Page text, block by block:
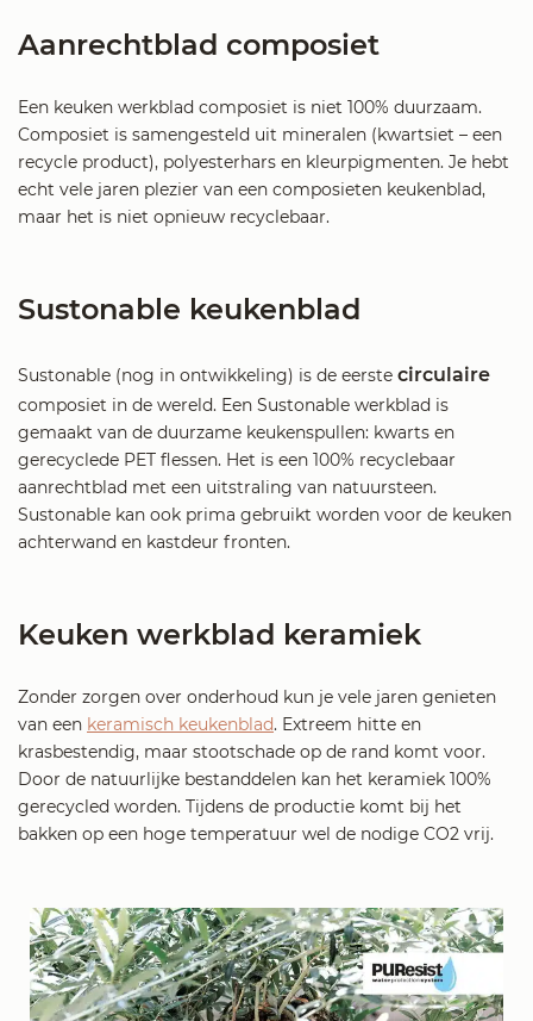
Aanrechtblad composiet
Een keuken werkblad composiet is niet 100% duurzaam.
Composiet is samengesteld uit mineralen (kwartsiet – een
recycle product), polyesterhars en kleurpigmenten. Je hebt
echt vele jaren plezier van een composieten keukenblad,
maar het is niet opnieuw recyclebaar.
Sustonable keukenblad
Sustonable (nog in ontwikkeling) is de eerste circulaire
composiet in de wereld. Een Sustonable werkblad is
gemaakt van de duurzame keukenspullen: kwarts en
gerecyclede PET flessen. Het is een 100% recyclebaar
aanrechtblad met een uitstraling van natuursteen.
Sustonable kan ook prima gebruikt worden voor de keuken
achterwand en kastdeur fronten.
Keuken werkblad keramiek
Zonder zorgen over onderhoud kun je vele jaren genieten
van een keramisch keukenblad. Extreem hitte en
krasbestendig, maar stootschade op de rand komt voor.
Door de natuurlijke bestanddelen kan het keramiek 100%
gerecycled worden. Tijdens de productie komt bij het
bakken op een hoge temperatuur wel de nodige CO2 vrij.